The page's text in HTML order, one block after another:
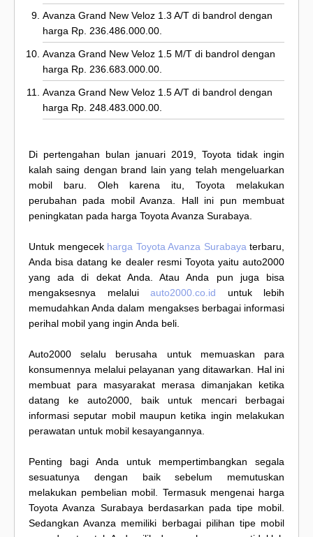
Avanza Grand New Veloz 1.3 A/T di bandrol dengan
harga Rp. 236.486.000.00.
Avanza Grand New Veloz 1.5 M/T di bandrol dengan
harga Rp. 236.683.000.00.
Avanza Grand New Veloz 1.5 A/T di bandrol dengan
harga Rp. 248.483.000.00.
Di pertengahan bulan januari 2019, Toyota tidak ingin
kalah saing dengan brand lain yang telah mengeluarkan
mobil baru. Oleh karena itu, Toyota melakukan
perubahan pada mobil Avanza. Hall ini pun membuat
peningkatan pada harga Toyota Avanza Surabaya.
Untuk mengecek harga Toyota Avanza Surabaya terbaru,
Anda bisa datang ke dealer resmi Toyota yaitu auto2000
yang ada di dekat Anda. Atau Anda pun juga bisa
mengaksesnya melalui auto2000.co.id untuk lebih
memudahkan Anda dalam mengakses berbagai informasi
perihal mobil yang ingin Anda beli.
Auto2000 selalu berusaha untuk memuaskan para
konsumennya melalui pelayanan yang ditawarkan. Hal ini
membuat para masyarakat merasa dimanjakan ketika
datang ke auto2000, baik untuk mencari berbagai
informasi seputar mobil maupun ketika ingin melakukan
perawatan untuk mobil kesayangannya.
Penting bagi Anda untuk mempertimbangkan segala
sesuatunya dengan baik sebelum memutuskan
melakukan pembelian mobil. Termasuk mengenai harga
Toyota Avanza Surabaya berdasarkan pada tipe mobil.
Sedangkan Avanza memiliki berbagai pilihan tipe mobil